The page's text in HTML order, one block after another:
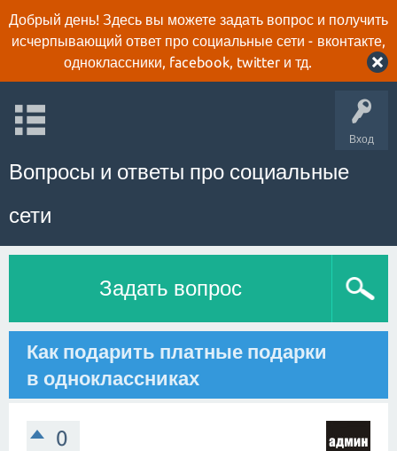
Добрый день! Здесь вы можете задать вопрос и получить
исчерпывающий ответ про социальные сети - вконтакте,
одноклассники, facebook, twitter и тд.
Вход
Вопросы и ответы про социальные
сети
Задать вопрос
Как подарить платные подарки
в одноклассниках
0